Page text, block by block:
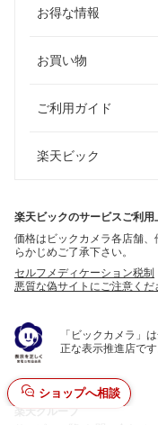
ショップへ相談
お得な情報
お買い物
ご利用ガイド
楽天ビック
楽天ビックのサービスご利用
価格はビックカメラ各店舗
らかじめご了承下さい。
セルフメディケーション税制
悪質な偽サイトにご注意くだ
「ビックカメラ」
正な表示推進店です
楽天グループ